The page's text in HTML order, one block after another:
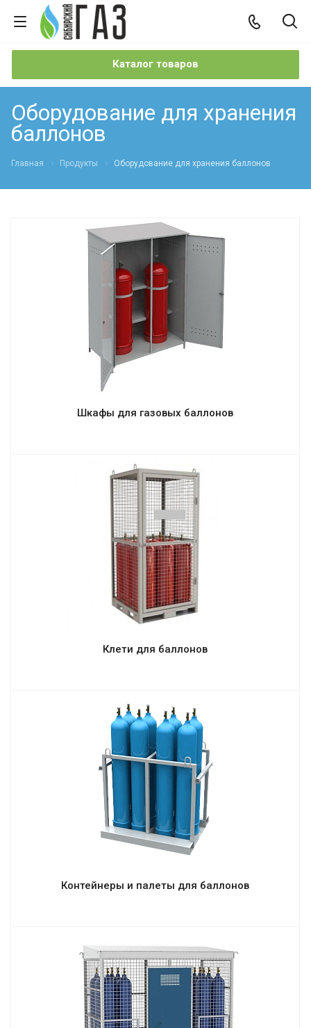
Каталог товаров
Оборудование для хранения
баллонов
Главная Продукты Оборудование для хранения баллонов
Шкафы для газовых баллонов
Клети для баллонов
Контейнеры и палеты для баллонов